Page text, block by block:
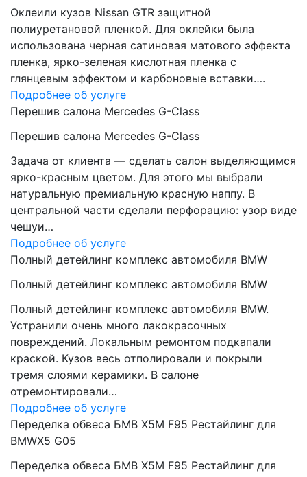
Оклеили кузов Nissan GTR защитной
полиуретановой пленкой. Для оклейки была
использована черная сатиновая матового эффекта
пленка, ярко-зеленая кислотная пленка с
глянцевым эффектом и карбоновые вставки….
Подробнее об услуге
Перешив салона Mercedes G-Class
Перешив салона Mercedes G-Class
Задача от клиента — сделать салон выделяющимся
ярко-красным цветом. Для этого мы выбрали
натуральную премиальную красную наппу. В
центральной части сделали перфорацию: узор виде
чешуи…
Подробнее об услуге
Полный детейлинг комплекс автомобиля BMW
Полный детейлинг комплекс автомобиля BMW
Полный детейлинг комплекс автомобиля BMW.
Устранили очень много лакокрасочных
повреждений. Локальным ремонтом подкапали
краской. Кузов весь отполировали и покрыли
тремя слоями керамики. В салоне
отремонтировали…
Подробнее об услуге
Переделка обвеса БМВ Х5М F95 Рестайлинг для
BMWX5 G05
Переделка обвеса БМВ Х5М F95 Рестайлинг для